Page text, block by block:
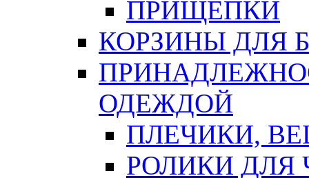
ПРИЩЕПКИ
КОРЗИНЫ ДЛЯ
ОДЕЖДОЙ
ПЛЕЧИКИ,
РОЛИКИ ДЛЯ